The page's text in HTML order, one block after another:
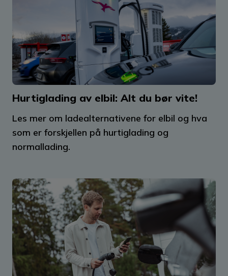
Hurtiglading av elbil: Alt du bør vite!
Les mer om ladealternativene for elbil og hva
som er forskjellen på hurtiglading og
normallading.